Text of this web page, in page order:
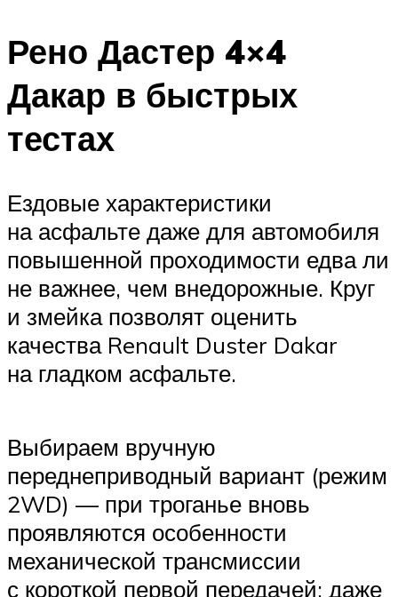
Рено Дастер 4×4
Дакар в быстрых
тестах
Ездовые характеристики
на асфальте даже для автомобиля
повышенной проходимости едва ли
не важнее, чем внедорожные. Круг
и змейка позволят оценить
качества Renault Duster Dakar
на гладком асфальте.
Выбираем вручную
переднеприводный вариант (режим
2WD) — при троганье вновь
проявляются особенности
механической трансмиссии
с короткой первой передачей: даже